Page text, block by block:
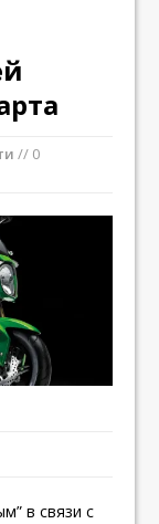
// 0
в связи с